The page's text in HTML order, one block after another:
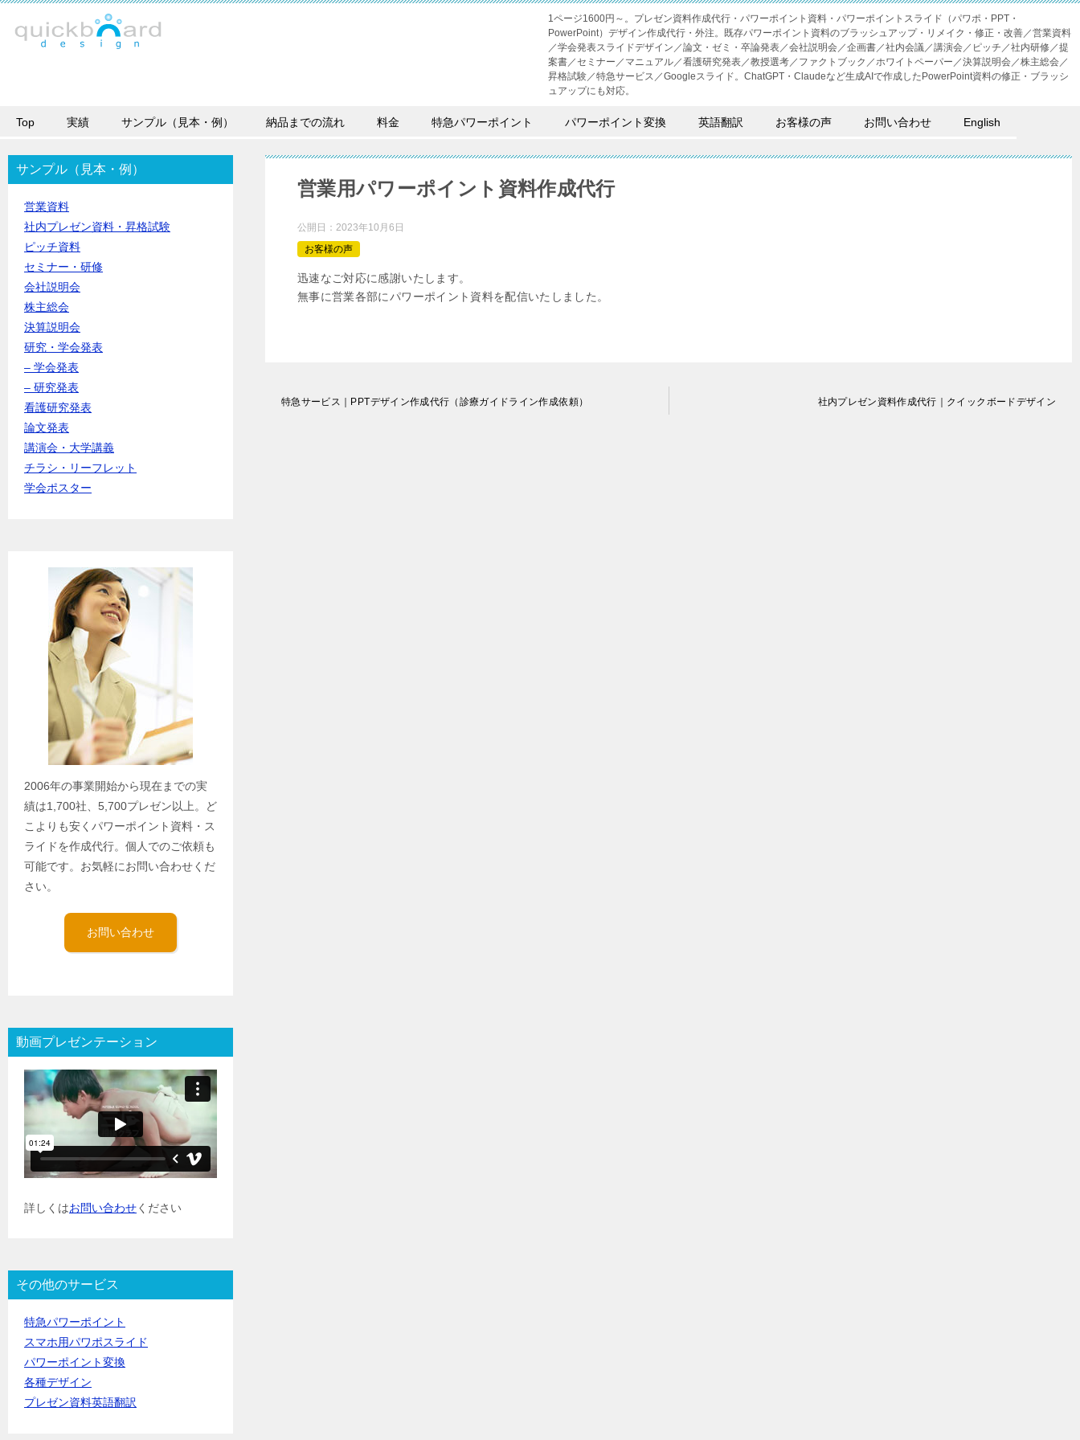
1ページ1600円～。プレゼン資料作成代行・パワーポイント資料・パワーポイントスライド（パワポ・PPT・
PowerPoint）デザイン作成代行・外注。既存パワーポイント資料のブラッシュアップ・リメイク・修正・改善／営業資料
／学会発表スライドデザイン／論文・ゼミ・卒論発表／会社説明会／企画書／社内会議／講演会／ピッチ／社内研修／提
案書／セミナー／マニュアル／看護研究発表／教授選考／ファクトブック／ホワイトペーパー／決算説明会／株主総会／
昇格試験／特急サービス／Googleスライド。ChatGPT・Claudeなど生成AIで作成したPowerPoint資料の修正・ブラッシ
ュアップにも対応。
Top 実績 サンプル（見本・例） 納品までの流れ 料金 特急パワーポイント パワーポイント変換 英語翻訳 お客様の声 お問い合わせ English
営業用パワーポイント資料作成代行
公開日： 2023年10月6日
お客様の声
迅速なご対応に感謝いたします。
無事に営業各部にパワーポイント資料を配信いたしました。
投特急サービス｜PPTデザイン作成代行（診療ガイドライン作成依頼） 社内プレゼン資料作成代行｜クイックボードデザイン
サンプル（見本・例）
営業資料
社内プレゼン資料・昇格試験
ピッチ資料
セミナー・研修
会社説明会
株主総会
決算説明会
研究・学会発表
– 学会発表
– 研究発表
看護研究発表
論文発表
講演会・大学講義
チラシ・リーフレット
学会ポスター
2006年の事業開始から現在までの実
績は1,700社、5,700プレゼン以上。ど
こよりも安くパワーポイント資料・ス
ライドを作成代行。個人でのご依頼も
可能です。お気軽にお問い合わせくだ
さい。
お問い合わせ
動画プレゼンテーション
詳しくはお問い合わせください
その他のサービス
特急パワーポイント
スマホ用パワポスライド
パワーポイント変換
各種デザイン
プレゼン資料英語翻訳